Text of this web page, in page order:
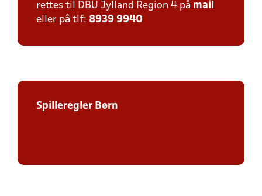
rettes til DBU Jylland Region 4 på mail
eller på tlf: 8939 9940
Spilleregler Børn